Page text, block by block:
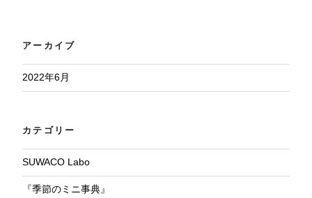
アーカイブ
2022年6月
カテゴリー
SUWACO Labo
『季節のミニ事典』